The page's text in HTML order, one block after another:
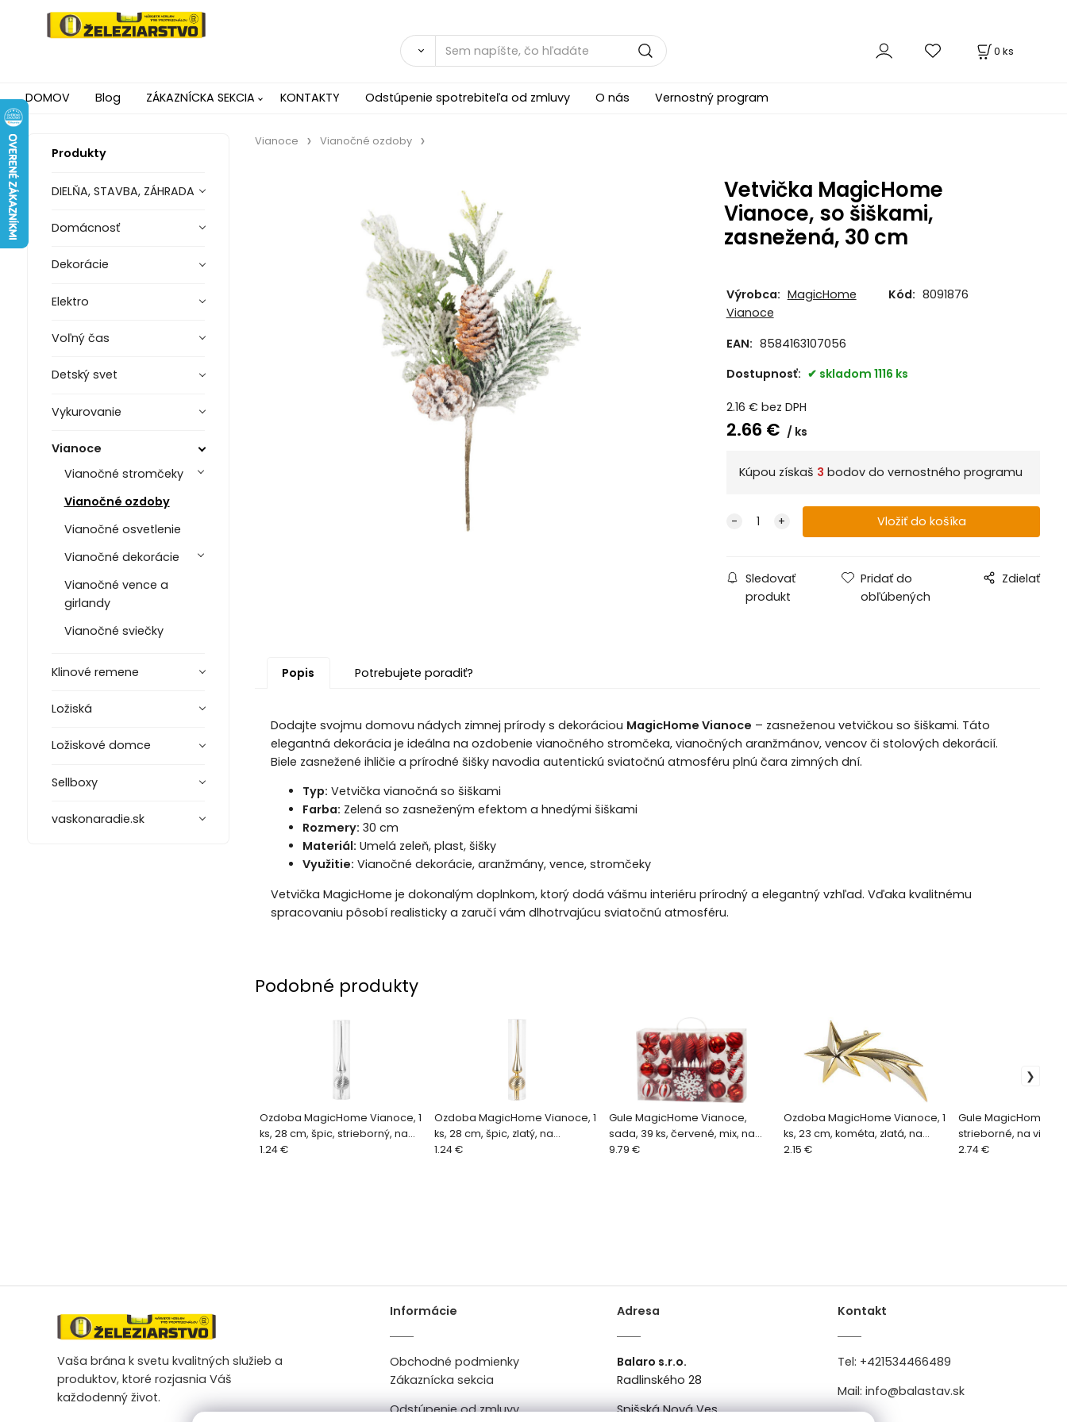
0 ks
DOMOV Blog ZÁKAZNÍCKA SEKCIA KONTAKTY Odstúpenie spotrebiteľa od zmluvy O nás Vernostný program
Produkty
DIELŇA, STAVBA, ZÁHRADA
Domácnosť
Dekorácie
Elektro
Voľný čas
Detský svet
Vykurovanie
Vianoce
Vianočné stromčeky
Vianočné ozdoby
Vianočné osvetlenie
Vianočné dekorácie
Vianočné vence a
girlandy
Vianočné sviečky
Klinové remene
Ložiská
Ložiskové domce
Sellboxy
vaskonaradie.sk
Vianoce Vianočné ozdoby
Vetvička MagicHome
Vianoce, so šiškami,
zasnežená, 30 cm
Výrobca: MagicHome
Vianoce
Kód: 8091876
EAN: 8584163107056
Dostupnosť:
skladom 1116 ks
2.16 € bez DPH
2.66 € ks
Kúpou získaš 3 bodov do vernostného programu
Sledovať
produkt
Pridať do
obľúbených
Zdielať
Popis Potrebujete poradiť?
Dodajte svojmu domovu nádych zimnej prírody s dekoráciou MagicHome Vianoce – zasneženou vetvičkou so šiškami. Táto
elegantná dekorácia je ideálna na ozdobenie vianočného stromčeka, vianočných aranžmánov, vencov či stolových dekorácií.
Biele zasnežené ihličie a prírodné šišky navodia autentickú sviatočnú atmosféru plnú čara zimných dní.
Typ: Vetvička vianočná so šiškami
Farba: Zelená so zasneženým efektom a hnedými šiškami
Rozmery: 30 cm
Materiál: Umelá zeleň, plast, šišky
Využitie: Vianočné dekorácie, aranžmány, vence, stromčeky
Vetvička MagicHome je dokonalým doplnkom, ktorý dodá vášmu interiéru prírodný a elegantný vzhľad. Vďaka kvalitnému
spracovaniu pôsobí realisticky a zaručí vám dlhotrvajúcu sviatočnú atmosféru.
Podobné produkty
Ozdoba MagicHome Vianoce, 1
ks, 28 cm, špic, strieborný, na
vianočný stromček
1.24 €
Ozdoba MagicHome Vianoce, 1
ks, 28 cm, špic, zlatý, na
vianočný stromček
1.24 €
Gule MagicHome Vianoce,
sada, 39 ks, červené, mix, na
vianočný stromček
9.79 €
Ozdoba MagicHome Vianoce, 1
ks, 23 cm, kométa, zlatá, na
vianočný stromček
2.15 €
Gule MagicHome
strieborné, na
stromček, 7 cm
2.74 €
Vaša brána k svetu kvalitných služieb a
produktov, ktoré rozjasnia Váš
každodenný život.
Informácie
Obchodné podmienky
Zákaznícka sekcia
Odstúpenie od zmluvy
Adresa
Balaro s.r.o.
Radlinského 28
Spišská Nová Ves
Kontakt
Tel: +421534466489
Mail: info@balastav.sk